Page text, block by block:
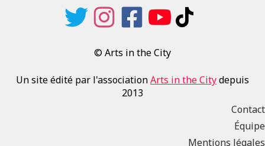
© Arts in the City
Un site édité par l'associationArts in the Citydepuis
2013
Contact
Équipe
Mentions légales